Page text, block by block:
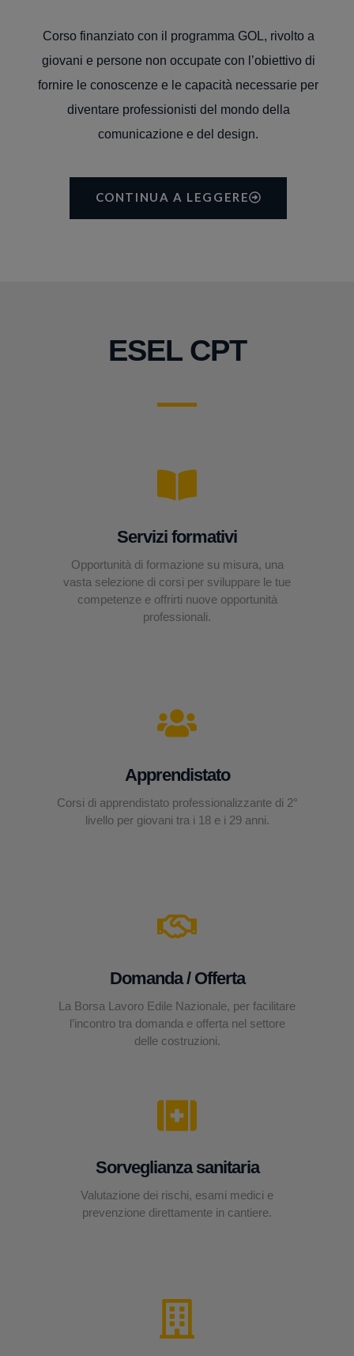
Corso finanziato con il programma GOL, rivolto a
giovani e persone non occupate con l’obiettivo di
fornire le conoscenze e le capacità necessarie per
diventare professionisti del mondo della
comunicazione e del design.
CONTINUA A LEGGERE
ESEL CPT
Servizi formativi
Opportunità di formazione su misura, una
vasta selezione di corsi per sviluppare le tue
competenze e offrirti nuove opportunità
professionali.
Apprendistato
Corsi di apprendistato professionalizzante di 2°
livello per giovani tra i 18 e i 29 anni.
Domanda / Offerta
La Borsa Lavoro Edile Nazionale, per facilitare
l’incontro tra domanda e offerta nel settore
delle costruzioni.
Sorveglianza sanitaria
Valutazione dei rischi, esami medici e
prevenzione direttamente in cantiere.